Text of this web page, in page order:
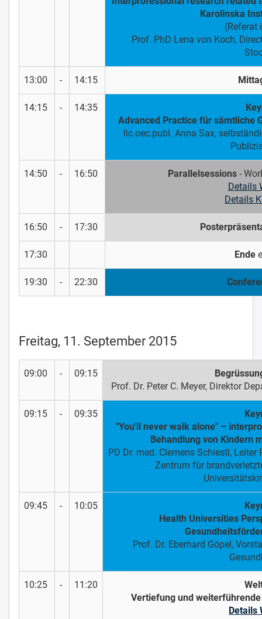
Karolinska
(Referat
Prof. PhD Lena von Koch,
13:00 - 14:15
14:15 - 14:35
Advanced Practice für sämtliche
lic.oec.publ. Anna Sax,
14:50 - 16:50 Parallelsessions-
Details
Details
16:50 - 17:30
17:30 Ende
19:30 - 22:30
Freitag, 11. September 2015
09:00 - 09:15
Prof. Dr. Peter C. Meyer, Direktor
09:15 - 09:35
"You'll never walk alone" –
Behandlung von Kindern
PD Dr. med. Clemens Schiestl,
Zentrum für
09:45 - 10:05
Health Universities
Prof. Dr. Eberhard Göpel,
10:25 - 11:20
Vertiefung und
Details